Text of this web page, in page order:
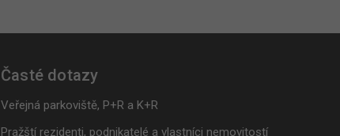
Časté dotazy
Veřejná parkoviště, P+R a K+R
Pražští rezidenti, podnikatelé a vlastníci nemovitostí